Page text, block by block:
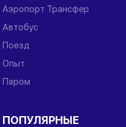
Аэропорт Трансфер
Автобус
Поезд
Опыт
Паром
ПОПУЛЯРНЫЕ